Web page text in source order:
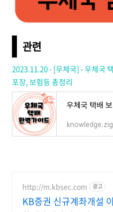
관련
2023.11.20 - [우체국] - 우체국
포장, 보험등 총정리
http://m.kbsec.com 광고
KB증권 신규계좌개설